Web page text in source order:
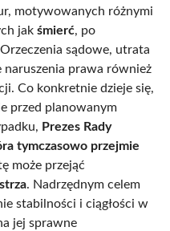
motywowanych różnymi
jak śmierć, po
sądowe, utrata
prawa również
Co konkretnie dzieje się,
przed planowanym
Prezes Rady
tymczasowo przejmie
może przejąć
. Nadrzędnym celem
stabilności i ciągłości w
jej sprawne